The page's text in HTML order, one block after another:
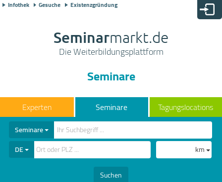
Infothek Gesuche Existenzgründung
Seminarmarkt.de
Die Weiterbildungsplattform
Seminare
Seminare Tagungslocations
Seminare
DE
km
Suchen